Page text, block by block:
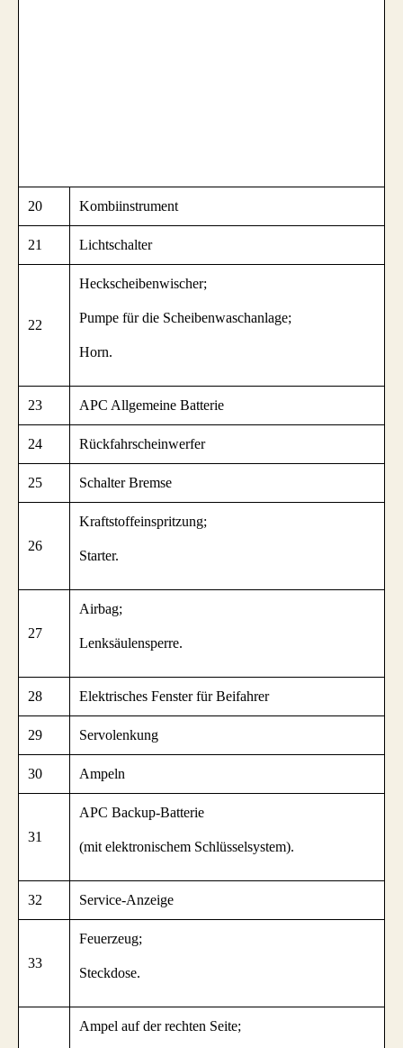
20 Kombiinstrument
21 Lichtschalter
22
Heckscheibenwischer;
Pumpe für die Scheibenwaschanlage;
Horn.
23 APC Allgemeine Batterie
24 Rückfahrscheinwerfer
25 Schalter Bremse
26
Kraftstoffeinspritzung;
Starter.
27
Airbag;
Lenksäulensperre.
28 Elektrisches Fenster für Beifahrer
29 Servolenkung
30 Ampeln
31
APC Backup-Batterie
(mit elektronischem Schlüsselsystem).
32 Service-Anzeige
33
Feuerzeug;
Steckdose.
Ampel auf der rechten Seite;